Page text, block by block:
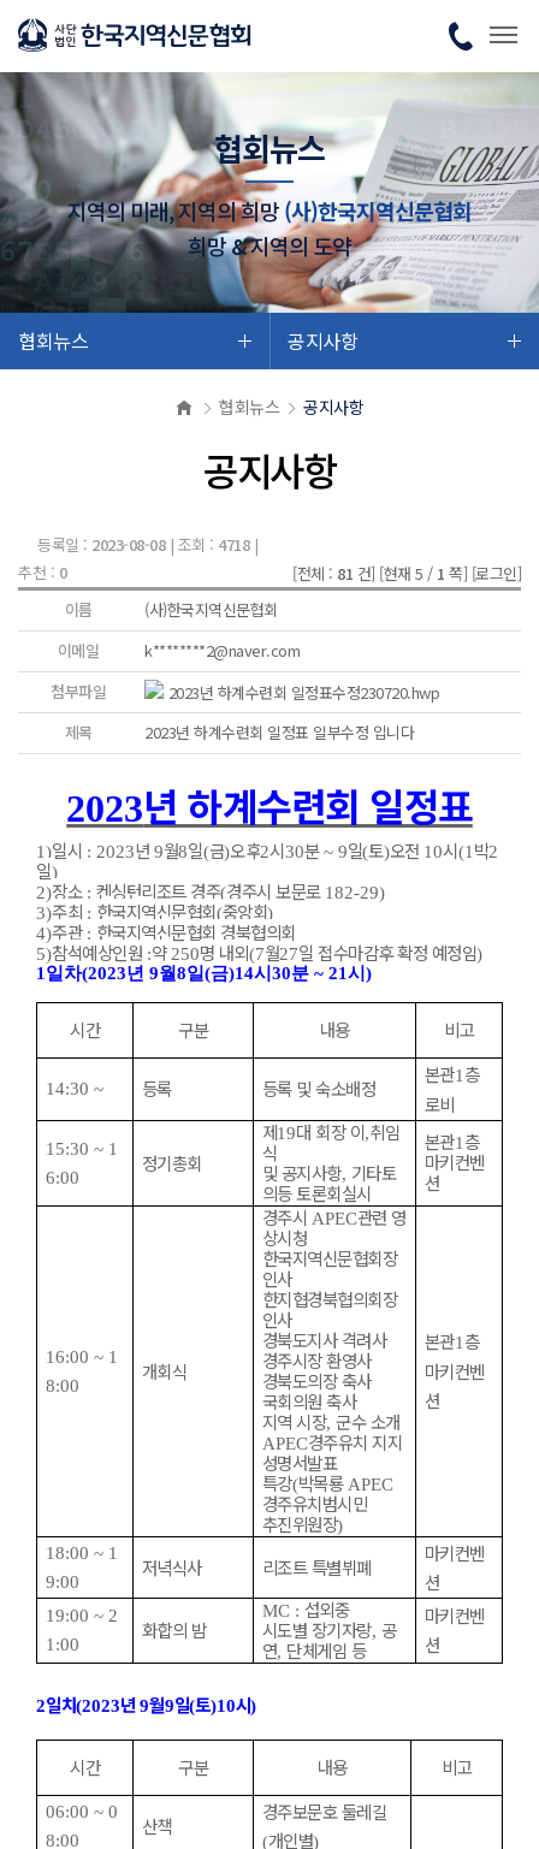
협회뉴스
지역의 미래, 지역의 희망(사)한국지역신문협회
희망 & 지역의 도약
협회뉴스 공지사항
협회뉴스 공지사항
공지사항
등록일 : 2023-08-08| 조회 : 4718|
추천 : 0 [전체 : 81 건] [현재 5 / 1 쪽] [로그인]
이름
(사)한국지역신문협회
이메일
k********2@naver.com
첨부파일
2023년 하계수련회 일정표수정230720.hwp
제목
2023년 하계수련회 일정표 일부수정 입니다
2023년 하계수련회 일정표
1)일시 : 2023년 9월8일(금)오후2시30분~ 9일(토)오전 10시(1 박2
일)
2)장소 : 켄싱턴리조트 경주(경주시 보문로 182-29)
3)주최 : 한국지역신문협회(중앙회)
4)주관 : 한국지역신문협회 경북협의회
5)참석예상인원 :약 250명 내외(7월27일 접수마감후 확정 예정임)
1 일차(2023년 9월8일(금)14시 30분 ~ 21시 )
시간 구분 내용 비고
14:30 ~ 등록 등록 및 숙소배정
본관1 층
로비
15:30 ~ 1
6:00
정기총회
제19대 회장 이,취임
식
및 공지사항, 기타토
의등 토론회실시
본관1 층
마키컨벤
션
16:00 ~ 1
8:00
개회식
경주시 APEC관련 영
상시청
한국지역신문협회장
인사
한지협경북협의회장
인사
경북도지사 격려사
경주시장 환영사
경북도의장 축사
국회의원 축사
지역 시장,군수 소개
APEC경주유치 지지
성명서발표
특강(박목룡 APEC
경주유치범시민
추진위원장)
본관1 층
마키컨벤
션
18:00 ~ 1
9:00
저녁식사 리조트 특별뷔폐
마키컨벤
션
19:00 ~ 2
1:00
화합의 밤
MC : 섭외중
시도별 장기자랑, 공
연, 단체게임 등
마키컨벤
션
2일차(2023년 9월9일(토)10시)
시간 구분 내용 비고
06:00 ~ 0
8:00
산책
경주보문호 둘레길
(개인별)